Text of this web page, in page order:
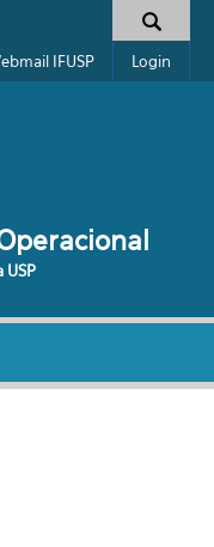
IFUSP Login
USP